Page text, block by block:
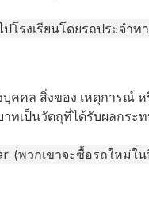
โรงเรียนโดยรถประจำท
คคล สิ่งของ เหตุการณ์
ทเป็นวัตถุที่ได้รับผลกระ
(พวกเขาจะซื้อรถใหม่ใ